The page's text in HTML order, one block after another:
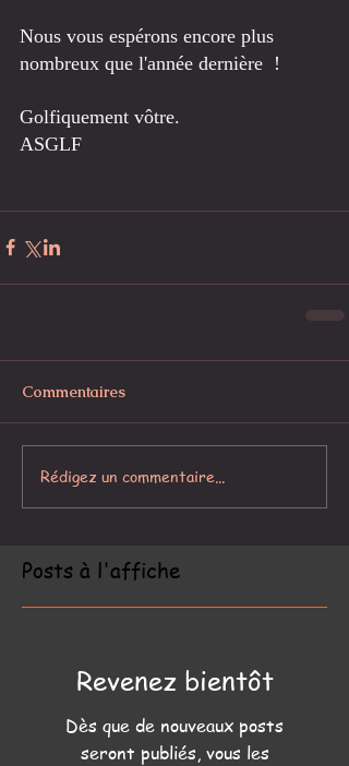
Nous vous espérons encore plus
nombreux que l'année dernière  !
Golfiquement vôtre.
ASGLF
Commentaires
Rédigez un commentaire...
Posts à l'affiche
Revenez bientôt
Dès que de nouveaux posts
seront publiés, vous les